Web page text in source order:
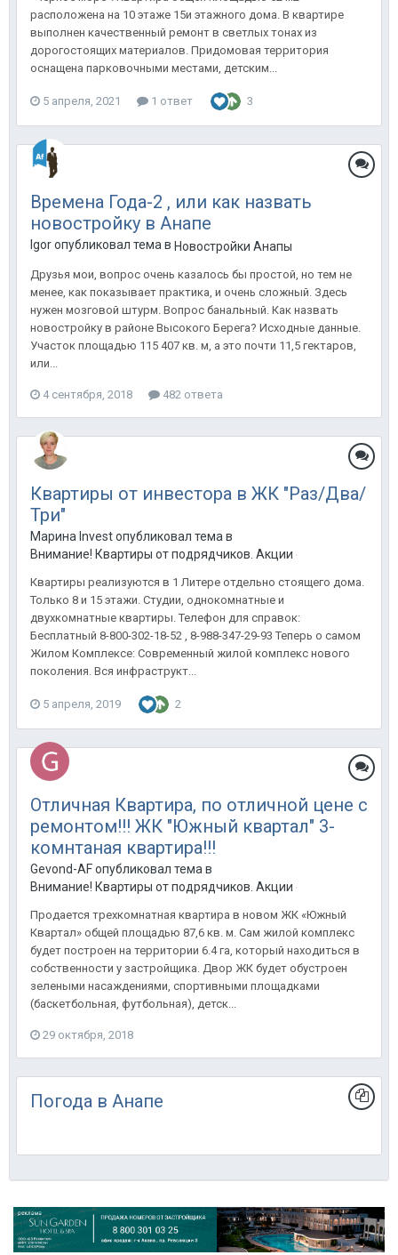
расположена на 10 этаже 15и этажного дома. В квартире
выполнен качественный ремонт в светлых тонах из
дорогостоящих материалов. Придомовая территория
оснащена парковочными местами, детским...
5 апреля, 2021 1 ответ 3
Времена Года-2 , или как назвать
новостройку в Анапе
Igor опубликовал тема в Новостройки Анапы
Друзья мои, вопрос очень казалось бы простой, но тем не
менее, как показывает практика, и очень сложный. Здесь
нужен мозговой штурм. Вопрос банальный. Как назвать
новостройку в районе Высокого Берега? Исходные данные.
Участок площадью 115 407 кв. м, а это почти 11,5 гектаров,
или...
4 сентября, 2018 482 ответа
Квартиры от инвестора в ЖК "Раз/Два/
Три"
Марина Invest опубликовал тема в
Внимание! Квартиры от подрядчиков. Акции от
Квартиры реализуются в 1 Литере отдельно стоящего дома.
Только 8 и 15 этажи. Студии, однокомнатные и
двухкомнатные квартиры. Телефон для справок:
Бесплатный 8-800-302-18-52 , 8-988-347-29-93 Теперь о самом
Жилом Комплексе: Современный жилой комплекс нового
поколения. Вся инфраструкт...
5 апреля, 2019 2
Отличная Квартира, по отличной цене с
ремонтом!!! ЖК "Южный квартал" 3-
комнтаная квартира!!!
Gevond-AF опубликовал тема в
Внимание! Квартиры от подрядчиков. Акции от
Продается трехкомнатная квартира в новом ЖК «Южный
Квартал» общей площадью 87,6 кв. м. Сам жилой комплекс
будет построен на территории 6.4 га, который находиться в
собственности у застройщика. Двор ЖК будет обустроен
зелеными насаждениями, спортивными площадками
(баскетбольная, футбольная), детск...
29 октября, 2018
Погода в Анапе